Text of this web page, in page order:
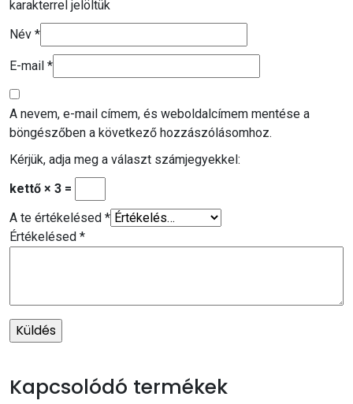
karakterrel jelöltük
Név *
E-mail *
A nevem, e-mail címem, és weboldalcímem mentése a
böngészőben a következő hozzászólásomhoz.
Kérjük, adja meg a választ számjegyekkel:
kettő × 3 =
A te értékelésed *
Értékelésed *
Kapcsolódó termékek